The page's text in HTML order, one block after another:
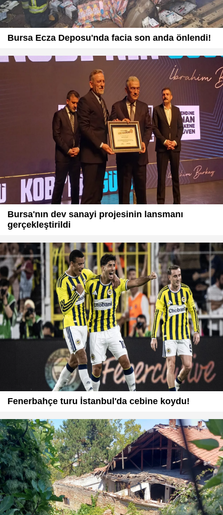
Bursa Ecza Deposu'nda facia son anda önlendi!
Bursa'nın dev sanayi projesinin lansmanı
gerçekleştirildi
Fenerbahçe turu İstanbul'da cebine koydu!